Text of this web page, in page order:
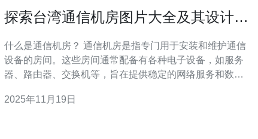
探索台湾通信机房图片大全及其设计灵
什么是通信机房？ 通信机房是指专门用于安装和维护通信
设备的房间。这些房间通常配备有各种电子设备，如服务
器、路由器、交换机等，旨在提供稳定的网络服务和数据
应、环境监控等多个因素，以确保设备能够高效、安全地
2025年11月19日